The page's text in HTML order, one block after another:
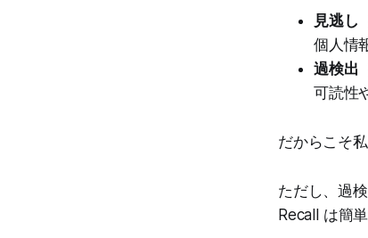
見逃し
個人情
過検出
可読性
だからこそ
ただし、過
Recall は簡